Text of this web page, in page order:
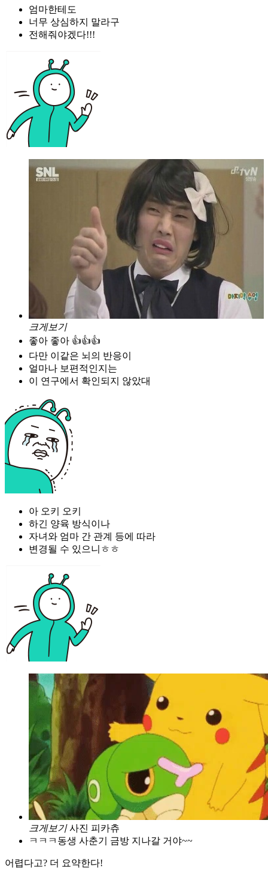
엄마한테도
너무 상심하지 말라구
전해줘야겠다!!!
크게보기
좋아 좋아 👍👍👍
다만 이같은 뇌의 반응이
얼마나 보편적인지는
이 연구에서 확인되지 않았대
아 오키 오키
하긴 양육 방식이나
자녀와 엄마 간 관계 등에 따라
변경될 수 있으니ㅎㅎ
크게보기 사진 피카츄
ㅋㅋㅋ동생 사춘기 금방 지나갈 거야~~
어렵다고? 더 요약한다!